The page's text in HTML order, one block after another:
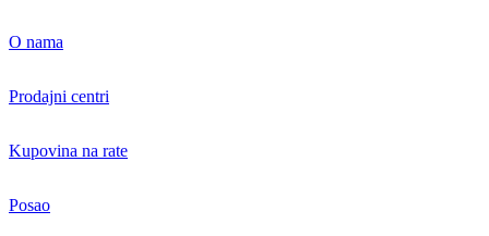
O nama
Prodajni centri
Kupovina na rate
Posao